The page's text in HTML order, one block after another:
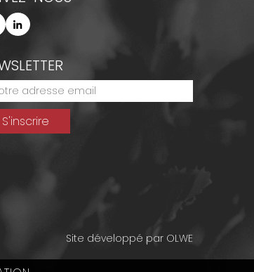
Site développé par OLWE